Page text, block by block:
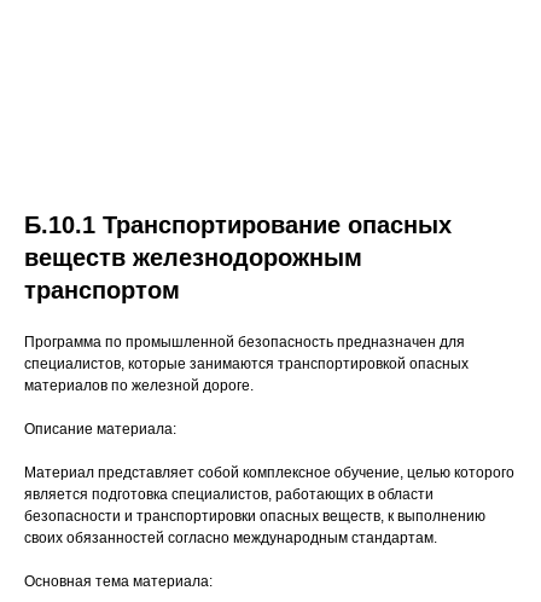
Б.10.1 Транспортирование опасных
веществ железнодорожным
транспортом
Программа по промышленной безопасность предназначен для
специалистов, которые занимаются транспортировкой опасных
материалов по железной дороге.
Описание материала:
Материал представляет собой комплексное обучение, целью которого
является подготовка специалистов, работающих в области
безопасности и транспортировки опасных веществ, к выполнению
своих обязанностей согласно международным стандартам.
Основная тема материала: